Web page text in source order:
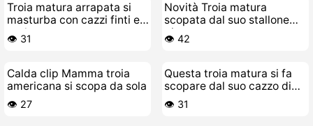
Troia matura arrapata si
masturba con cazzi finti e
parla sporco
👁️ 31
Novità Troia matura
scopata dal suo stallone
giovane
👁️ 42
Calda clip Mamma troia
americana si scopa da sola
👁️ 27
Questa troia matura si fa
scopare dal suo cazzo di
giocattolo
👁️ 31